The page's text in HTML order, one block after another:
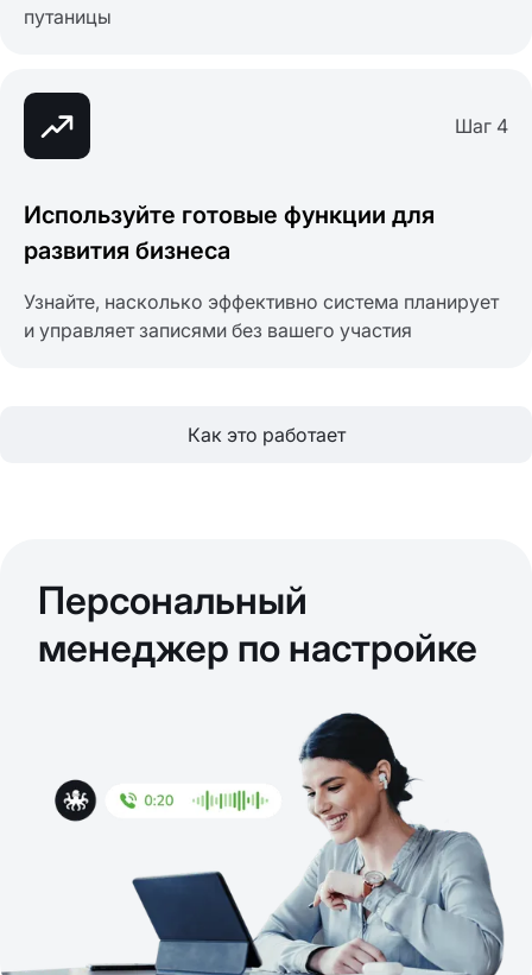
путаницы
Шаг 4
Используйте готовые функции для
развития бизнеса
Узнайте, насколько эффективно система планирует
и управляет записями без вашего участия
Как это работает
Персональный
менеджер по настройке